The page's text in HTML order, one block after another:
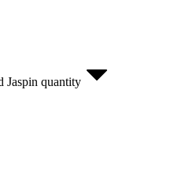
Jaspin quantity